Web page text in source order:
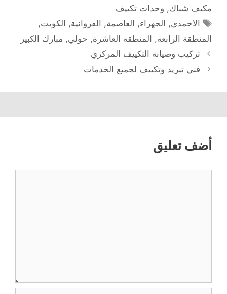
مكيف شباك, وحدات تكييف
الوسوم
الاحمدي, الجهراء, العاصمة, الفروانية, الكويت,
المنطقة الرابعة, المنطقة العاشرة, حولي, مبارك الكبير
تركيب وصيانة التكييف المركزي
فني تبريد وتكييف لجميع الخدمات
أضف تعليق